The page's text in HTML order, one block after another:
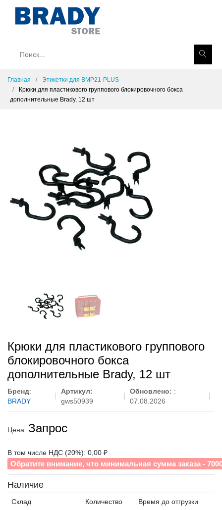
Главная
Этикетки для BMP21-PLUS
Крюки для пластикового группового блокировочного бокса
дополнительные Brady, 12 шт
Крюки для пластикового группового
блокировочного бокса
дополнительные Brady, 12 шт
Бренд:
BRADY
Артикул:
gws50939
Обновлено: :
07.08.2026
Цена: Запрос
В том числе НДС (20%): 0,00 ₽
Обратите внимание, что минимальная сумма заказа -
Наличие
Склад Количество Время до отгрузки